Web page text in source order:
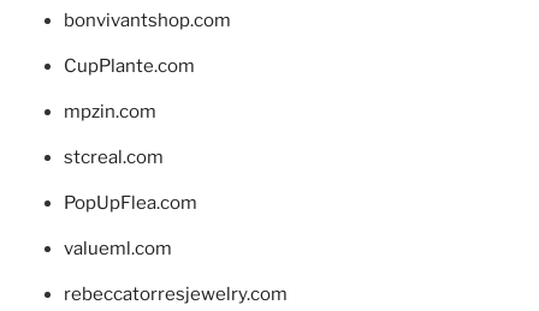
bonvivantshop.com
CupPlante.com
mpzin.com
stcreal.com
PopUpFlea.com
valueml.com
rebeccatorresjewelry.com